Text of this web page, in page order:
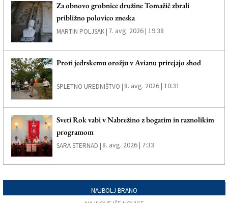
Za obnovo grobnice družine Tomažič zbrali
približno polovico zneska
MARTIN POLJSAK | 7. avg. 2026 | 19:38
Proti jedrskemu orožju v Avianu prirejajo shod
SPLETNO UREDNIŠTVO | 8. avg. 2026 | 10:31
Sveti Rok vabi v Nabrežino z bogatim in raznolikim
programom
SARA STERNAD | 8. avg. 2026 | 7:33
NAJBOLJ BRANO